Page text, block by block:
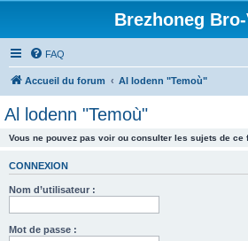
Brezhoneg
FAQ
Accueil du forum Al lodenn "Temoù"
Al lodenn "Temoù"
Vous ne pouvez pas voir ou consulter les sujets de ce
CONNEXION
Nom d’utilisateur :
Mot de passe :